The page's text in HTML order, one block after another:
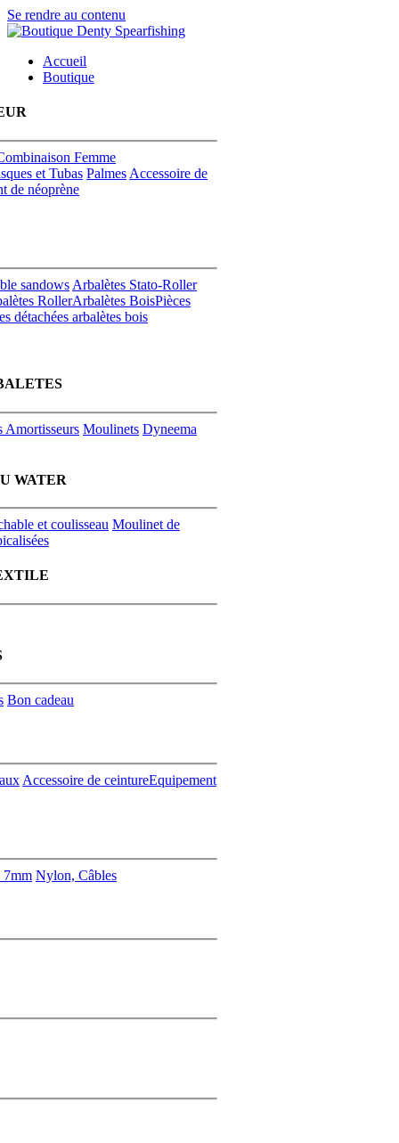
Se rendre au contenu
Accueil
Boutique
Femme
et Tubas Palmes Accessoire de
de néoprène
sandows Arbalètes Stato-Roller
RollerArbalètes BoisPièces
détachées arbalètes bois
Amortisseurs Moulinets Dyneema
WATER
et coulisseau Moulinet de
Bon cadeau
Accessoire de ceintureEquipement
7mm Nylon, Câbles